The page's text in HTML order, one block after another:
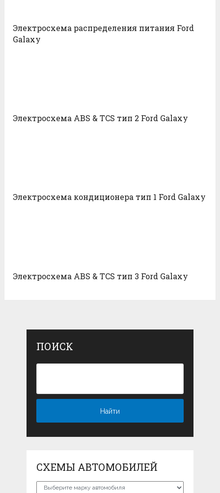
Электросхема распределения питания Ford
Galaxy
Электросхема ABS & TCS тип 2 Ford Galaxy
Электросхема кондиционера тип 1 Ford Galaxy
Электросхема ABS & TCS тип 3 Ford Galaxy
ПОИСК
СХЕМЫ АВТОМОБИЛЕЙ
Схемы